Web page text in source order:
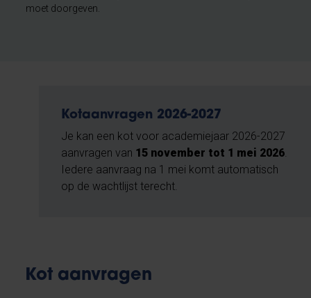
moet doorgeven.
Kotaanvragen 2026-2027
Je kan een kot voor academiejaar 2026-2027
aanvragen van 15 november tot 1 mei 2026.
Iedere aanvraag na 1 mei komt automatisch
op de wachtlijst terecht.
Kot aanvragen